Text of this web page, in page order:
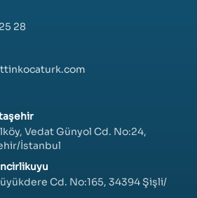
28
Vedat Günyol Cd. No:24,
İstanbul
Cd. No:165, 34394 Şişli/